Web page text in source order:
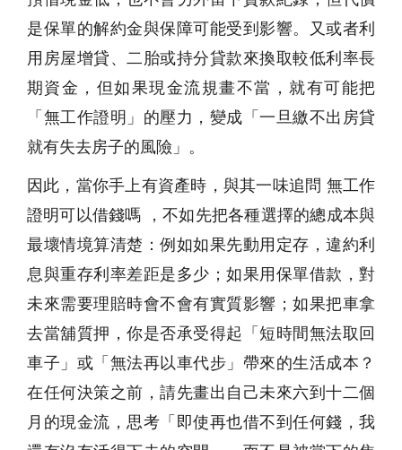
是保單的解約金與保障可能受到影響。又或者利
用房屋增貸、二胎或持分貸款來換取較低利率長
期資金，但如果現金流規畫不當，就有可能把
「無工作證明」的壓力，變成「一旦繳不出房貸
就有失去房子的風險」。
因此，當你手上有資產時，與其一味追問 無工作
證明可以借錢嗎 ，不如先把各種選擇的總成本與
最壞情境算清楚：例如如果先動用定存，違約利
息與重存利率差距是多少；如果用保單借款，對
未來需要理賠時會不會有實質影響；如果把車拿
去當舖質押，你是否承受得起「短時間無法取回
車子」或「無法再以車代步」帶來的生活成本？
在任何決策之前，請先畫出自己未來六到十二個
月的現金流，思考「即使再也借不到任何錢，我